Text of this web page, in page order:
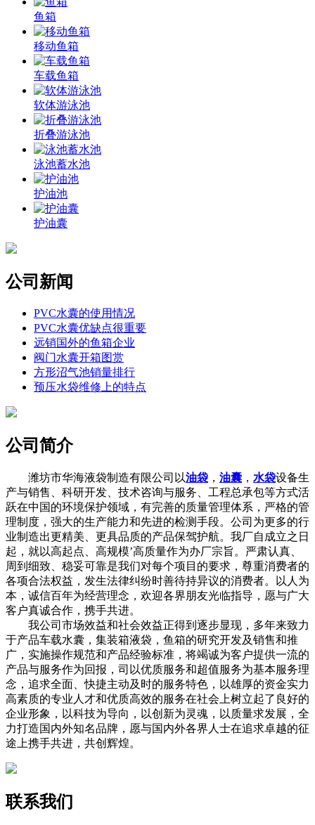
鱼箱
移动鱼箱
车载鱼箱
软体游泳池
折叠游泳池
泳池蓄水池
护油池
护油囊
公司新闻
PVC水囊的使用情况
PVC水囊优缺点很重要
远销国外的鱼箱企业
阀门水囊开箱图赏
方形沼气池销量排行
预压水袋维修上的特点
公司简介
潍坊市华海液袋制造有限公司以油袋 ， 油囊 ， 水袋设备生
产与销售、科研开发、技术咨询与服务、工程总承包等方式活
跃在中国的环境保护领域，有完善的质量管理体系，严格的管
理制度，强大的生产能力和先进的检测手段。公司为更多的行
业制造出更精美、更具品质的产品保驾护航。我厂自成立之日
起，就以高起点、高规模’高质量作为办厂宗旨。严肃认真、
周到细致、稳妥可靠是我们对每个项目的要求，尊重消费者的
各项合法权益，发生法律纠纷时善待持异议的消费者。以人为
本，诚信百年为经营理念，欢迎各界朋友光临指导，愿与广大
客户真诚合作，携手共进。
我公司市场效益和社会效益正得到逐步显现，多年来致力
于产品车载水囊，集装箱液袋，鱼箱的研究开发及销售和推
广，实施操作规范和产品经验标准，将竭诚为客户提供一流的
产品与服务作为回报，司以优质服务和超值服务为基本服务理
念，追求全面、快捷主动及时的服务特色，以雄厚的资金实力
高素质的专业人才和优质高效的服务在社会上树立起了良好的
企业形象，以科技为导向，以创新为灵魂，以质量求发展，全
力打造国内外知名品牌，愿与国内外各界人士在追求卓越的征
途上携手共进，共创辉煌。
联系我们